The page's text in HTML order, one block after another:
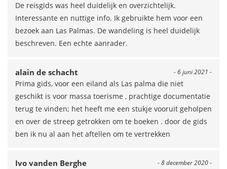
De reisgids was heel duidelijk en overzichtelijk.
Interessante en nuttige info. Ik gebruikte hem voor een
bezoek aan Las Palmas. De wandeling is heel duidelijk
beschreven. Een echte aanrader.
- 6 juni 2021 -
alain de schacht
Prima gids, voor een eiland als Las palma die niet
geschikt is voor massa toerisme , prachtige documentatie
terug te vinden; het heeft me een stukje vooruit geholpen
en over de streep getrokken om te boeken . door de gids
ben ik nu al aan het aftellen om te vertrekken
- 8 december 2020 -
Ivo vanden Berghe